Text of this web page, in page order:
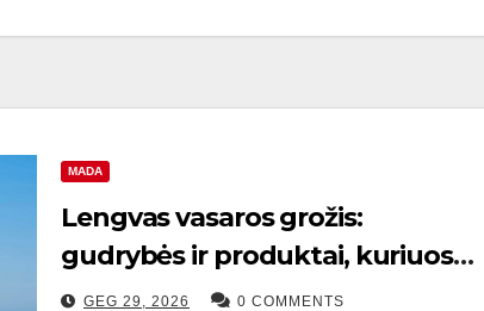
MADA
Lengvas vasaros grožis:
gudrybės ir produktai, kuriuos
verta išbandyti
GEG 29, 2026 0 COMMENTS